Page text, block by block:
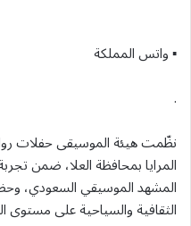
▪︎ واتس المملكة
.
نظّمت هيئة الموسيقى حفلات
المرايا بمحافظة العلا، ضمن
المشهد الموسيقي السعودي،
الثقافية والسياحية على مستوى